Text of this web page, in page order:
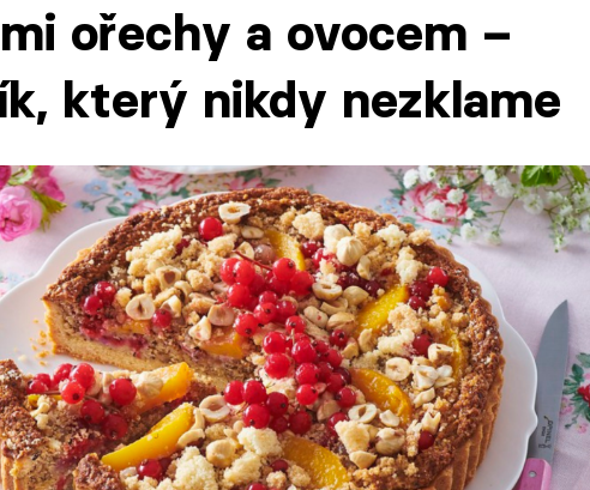
ořechy a ovocem –
který nikdy nezklame